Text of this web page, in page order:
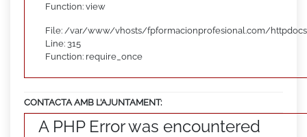
Function: view
File: /var/www/vhosts/fpformacionprofesional.com/
Line: 315
Function: require_once
CONTACTA AMB L’AJUNTAMENT:
A PHP Error was encountered